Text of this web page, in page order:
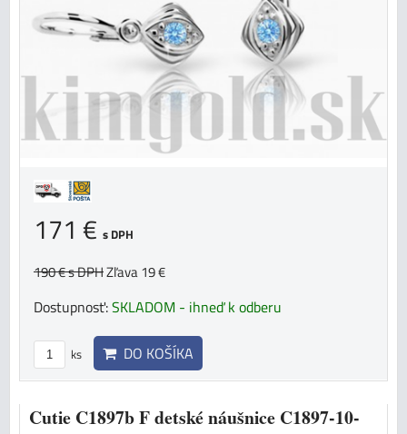
171 € s DPH
190 €s DPHZľava 19 €
Dostupnosť:SKLADOM - ihneď k odberu
ks DO KOŠÍKA
Cutie C1897b F detské náušnice C1897-10-